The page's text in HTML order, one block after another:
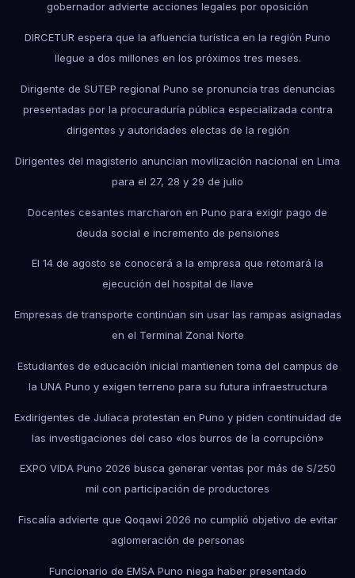
gobernador advierte acciones legales por oposición
DIRCETUR espera que la afluencia turística en la región Puno
llegue a dos millones en los próximos tres meses.
Dirigente de SUTEP regional Puno se pronuncia tras denuncias
presentadas por la procuraduría pública especializada contra
dirigentes y autoridades electas de la región
Dirigentes del magisterio anuncian movilización nacional en Lima
para el 27, 28 y 29 de julio
Docentes cesantes marcharon en Puno para exigir pago de
deuda social e incremento de pensiones
El 14 de agosto se conocerá a la empresa que retomará la
ejecución del hospital de Ilave
Empresas de transporte continúan sin usar las rampas asignadas
en el Terminal Zonal Norte
Estudiantes de educación inicial mantienen toma del campus de
la UNA Puno y exigen terreno para su futura infraestructura
Exdirigentes de Juliaca protestan en Puno y piden continuidad de
las investigaciones del caso «los burros de la corrupción»
EXPO VIDA Puno 2026 busca generar ventas por más de S/250
mil con participación de productores
Fiscalía advierte que Qoqawi 2026 no cumplió objetivo de evitar
aglomeración de personas
Funcionario de EMSA Puno niega haber presentado